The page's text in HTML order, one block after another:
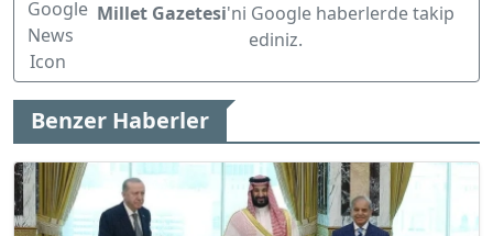
Millet Gazetesi'ni Google haberlerde takip
ediniz.
Benzer Haberler